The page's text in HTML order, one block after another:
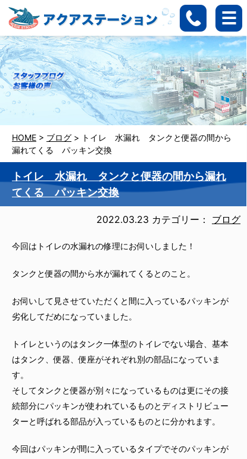
HOME > ブログ > トイレ 水漏れ タンクと便器の間から
漏れてくる パッキン交換
トイレ 水漏れ タンクと便器の間から漏れ
てくる パッキン交換
2022.03.23 カテゴリー： ブログ
今回はトイレの水漏れの修理にお伺いしました！
タンクと便器の間から水が漏れてくるとのこと。
お伺いして見させていただくと間に入っているパッキンが
劣化してだめになっていました。
トイレというのはタンク一体型のトイレでない場合、基本
はタンク、便器、便座がそれぞれ別の部品になっていま
す。
そしてタンクと便器が別々になっているものは更にその接
続部分にパッキンが使われているものとディストリビュー
ターと呼ばれる部品が入っているものとに分かれます。
今回はパッキンが間に入っているタイプでそのパッキンが